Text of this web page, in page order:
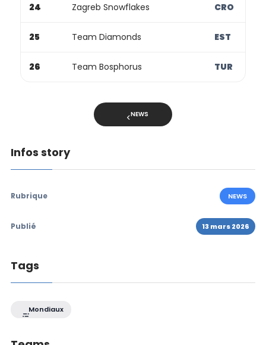
24 Zagreb Snowflakes CRO
25 Team Diamonds EST
26 Team Bosphorus TUR
NEWS
Infos story
Rubrique NEWS
Publié 13 mars 2026
Tags
Mondiaux